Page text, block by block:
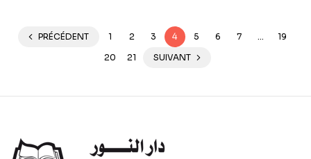
PRÉCÉDENT 1 2 3 4 5 6 7
19
20
21 SUIVANT